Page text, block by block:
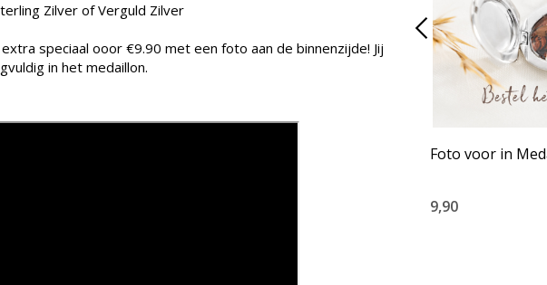
Zilver of Verguld Zilver
speciaal ooor €9.90 met een foto aan de binnenzijde! Jij
in het medaillon.
Foto voor in
9,90